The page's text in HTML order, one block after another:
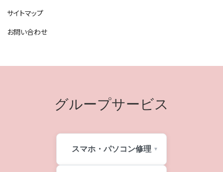
サイトマップ
お問い合わせ
グループサービス
スマホ・パソコン修理